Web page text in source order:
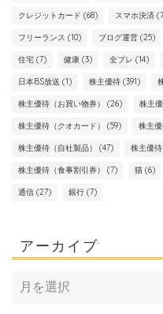
クレジットカード (68) スマホ決済
フリーランス (10) ブログ運営 (25)
住宅 (7) 健康 (3) 全プレ (14)
日本BS放送 (1) 株主優待 (391)
株主優待（お買い物券） (26) 株主
株主優待（クオカード） (59) 株主優
株主優待（自社製品） (47) 株主優待
株主優待（食事割引券） (7) 猫 (6)
通信 (27) 銀行 (7)
アーカイブ